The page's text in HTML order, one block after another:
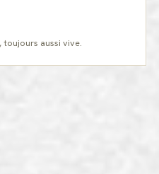
toujours aussi vive.